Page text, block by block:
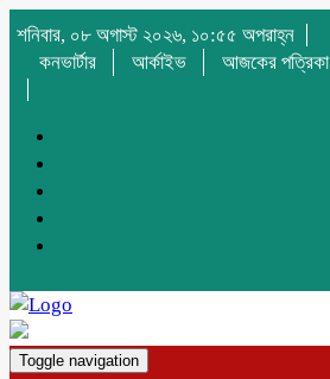
শনিবার, ০৮ অগাস্ট ২০২৬, ১০:৫৫ অপরাহ্ন
কনভার্টার
আর্কাইভ আজকের পত্রিকা
Toggle navigation